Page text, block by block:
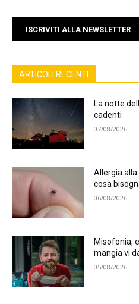
ISCRIVITI ALLA NEWSLETTER
ARTICOLI RECENTI
La notte
cadenti
07/08/2026
Allergia
cosa
06/08/2026
Misofonia,
mangia vi
05/08/2026